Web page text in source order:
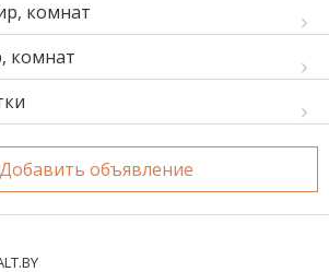
комнат
комнат
Добавить объявление